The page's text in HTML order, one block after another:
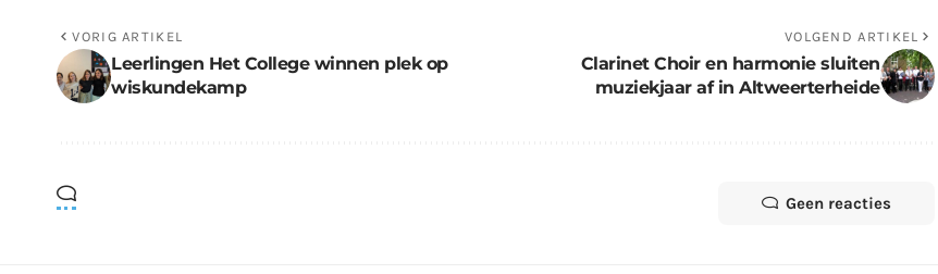
VORIG ARTIKEL
Leerlingen Het College winnen plek op
wiskundekamp
VOLGEND ARTIKEL
Clarinet Choir en harmonie sluiten
muziekjaar af in Altweerterheide
Geen reacties